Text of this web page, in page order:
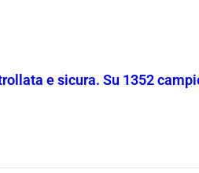
e sicura. Su 1352